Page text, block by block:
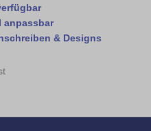
anpassbar
& Designs